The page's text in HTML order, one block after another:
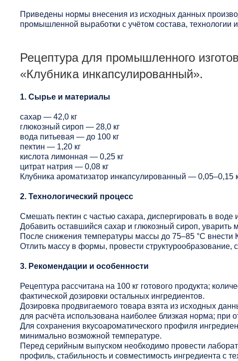
Приведены нормы внесения из исходных данных
промышленной выработки с учётом состава, технологии
Рецептура для промышленного
«Клубника инкапсулированный».
1. Сырье и материалы
сахар — 42,0 кг
глюкозный сироп — 28,0 кг
вода питьевая — до 100 кг
пектин — 1,20 кг
кислота лимонная — 0,25 кг
цитрат натрия — 0,08 кг
Клубника ароматизатор инкапсулированный — 0,05–0,15
2. Технологический процесс
Смешать пектин с частью сахара, диспергировать в воде
Добавить оставшийся сахар и глюкозный сироп, уварить
После снижения температуры массы до 75–85 °C внести
Отлить массу в формы, провести структурообразование,
3. Рекомендации и особенности
Рецептура рассчитана на 100 кг готового продукта;
фактической дозировки остальных ингредиентов.
Дозировка продвигаемого товара взята из исходных
для расчёта использована наиболее близкая норма; при
Для сохранения вкусоароматического профиля
минимально возможной температуре.
Перед серийным выпуском необходимо провести
профиль, стабильность и совместимость ингредиента с